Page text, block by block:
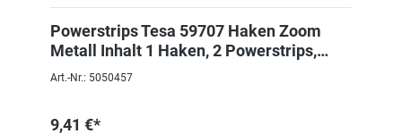
Powerstrips Tesa 59707 Haken Zoom
Metall Inhalt 1 Haken, 2 Powerstrips,
Max. 2kg
Art.-Nr.: 5050457
9,41 €*